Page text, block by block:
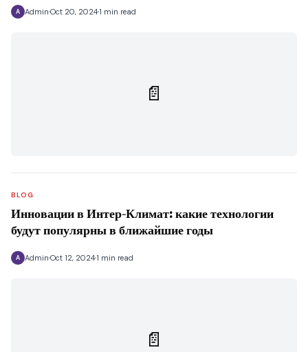
A Admin Oct 20, 2024 1 min read
📄
BLOG
Инновации в Интер-Климат: какие технологии
будут популярны в ближайшие годы
A Admin Oct 12, 2024 1 min read
📄